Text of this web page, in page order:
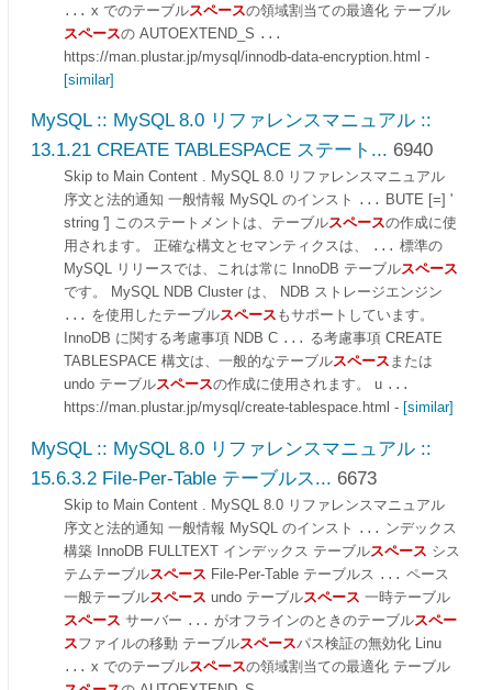
... x でのテーブルスペースの領域割当ての最適化 テーブル
スペースの AUTOEXTEND_S ...
https://man.plustar.jp/mysql/innodb-data-encryption.html -
[similar]
MySQL :: MySQL 8.0 リファレンスマニュアル ::
13.1.21 CREATE TABLESPACE ステート... 6940
Skip to Main Content . MySQL 8.0 リファレンスマニュアル
序文と法的通知 一般情報 MySQL のインスト
...
BUTE [=] '
string '] このステートメントは、テーブルスペースの作成に使
用されます。 正確な構文とセマンティクスは、
... 標準の
MySQL リリースでは、これは常に InnoDB テーブルスペース
です。 MySQL NDB Cluster は、 NDB ストレージエンジン
... を使用したテーブルスペース もサポートしています。
InnoDB に関する考慮事項 NDB C ...
る考慮事項 CREATE
TABLESPACE 構文は、一般的なテーブルスペース または
undo テーブルスペースの作成に使用されます。 u ...
https://man.plustar.jp/mysql/create-tablespace.html - [similar]
MySQL :: MySQL 8.0 リファレンスマニュアル ::
15.6.3.2 File-Per-Table テーブルス... 6673
Skip to Main Content . MySQL 8.0 リファレンスマニュアル
序文と法的通知 一般情報 MySQL のインスト
...
ンデックス
構築 InnoDB FULLTEXT インデックス テーブルスペース シス
テムテーブルスペース File-Per-Table テーブルス ... ペース
一般テーブルスペース undo テーブルスペース 一時テーブル
スペース サーバー ... がオフラインのときのテーブルスペー
スファイルの移動 テーブルスペースパス検証の無効化 Linu
... x でのテーブルスペースの領域割当ての最適化 テーブル